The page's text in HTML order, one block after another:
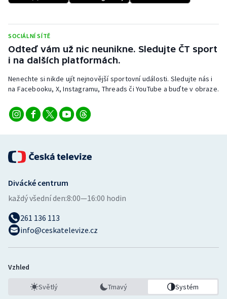
SOCIÁLNÍ SÍTĚ
Odteď vám už nic neunikne. Sledujte ČT sport
i na dalších platformách.
Nenechte si nikde ujít nejnovější sportovní události. Sledujte nás i
na Facebooku, X, Instagramu, Threads či YouTube a buďte v obraze.
Divácké centrum
každý všední den:8:00—16:00 hodin
261 136 113
info@ceskatelevize.cz
Vzhled
Světlý Tmavý Systém